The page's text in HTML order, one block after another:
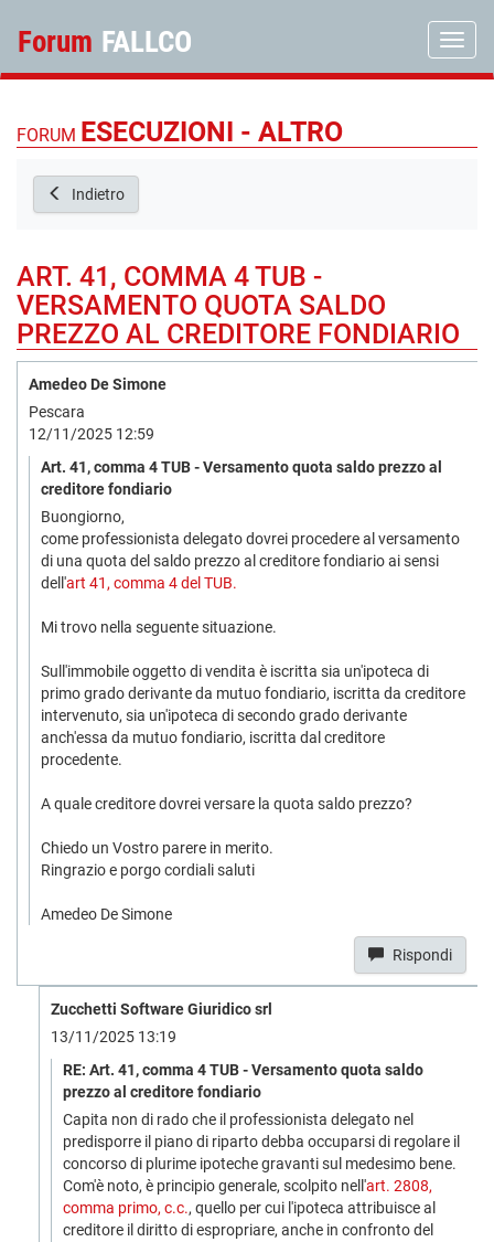
Forum FALLCO
FORUM ESECUZIONI - ALTRO
Indietro
ART. 41, COMMA 4 TUB -
VERSAMENTO QUOTA SALDO
PREZZO AL CREDITORE FONDIARIO
Amedeo De Simone
Pescara
12/11/2025 12:59
Art. 41, comma 4 TUB - Versamento quota saldo prezzo al
creditore fondiario
Buongiorno,
come professionista delegato dovrei procedere al versamento
di una quota del saldo prezzo al creditore fondiario ai sensi
dell'art 41, comma 4 del TUB.
Mi trovo nella seguente situazione.
Sull'immobile oggetto di vendita è iscritta sia un'ipoteca di
primo grado derivante da mutuo fondiario, iscritta da creditore
intervenuto, sia un'ipoteca di secondo grado derivante
anch'essa da mutuo fondiario, iscritta dal creditore
procedente.
A quale creditore dovrei versare la quota saldo prezzo?
Chiedo un Vostro parere in merito.
Ringrazio e porgo cordiali saluti
Amedeo De Simone
Rispondi
Zucchetti Software Giuridico srl
13/11/2025 13:19
RE: Art. 41, comma 4 TUB - Versamento quota saldo
prezzo al creditore fondiario
Capita non di rado che il professionista delegato nel
predisporre il piano di riparto debba occuparsi di regolare il
concorso di plurime ipoteche gravanti sul medesimo bene.
Com'è noto, è principio generale, scolpito nell'art. 2808,
comma primo, c.c., quello per cui l'ipoteca attribuisce al
creditore il diritto diespropriare, anche in confronto del